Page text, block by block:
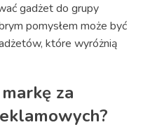
gadżet do grupy
pomysłem może być
które wyróżnią
za